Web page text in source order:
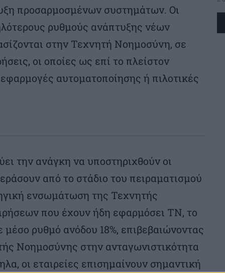
προσαρμοσμένων συστημάτων. Οι
ρυθμούς ανάπτυξης νέων
στην Τεχνητή Νοημοσύνη, σε
οι οποίες ως επί το πλείστον
αυτοματοποίησης ή πιλοτικές
την ανάγκη να υποστηριχθούν οι
από το στάδιο του πειραματισμού
ενσωμάτωση της Τεχνητής
που έχουν ήδη εφαρμόσει ΤΝ, το
ρυθμό ανόδου 18%, επιβεβαιώνοντας
Νοημοσύνης στην ανταγωνιστικότητα
οι εταιρείες επισημαίνουν σημαντική